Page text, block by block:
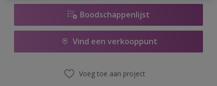
Boodschappenlijst
Vind een verkooppunt
Voeg toe aan project